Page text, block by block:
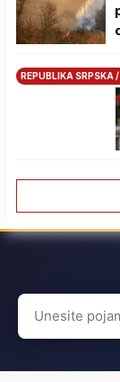
REPUBLIKA SRPSKA
Search
for: